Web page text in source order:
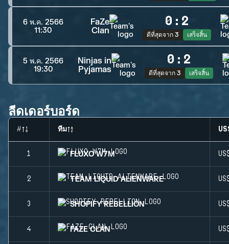
6 พ.ค. 2566
11:30
FaZe
Clan
0 : 2
ดีที่สุดจาก 3 เสร็จสิ้น
5 พ.ค. 2566
19:30
Ninjas in
Pyjamas
0 : 2
ดีที่สุดจาก 3 เสร็จสิ้น
ลีดเดอร์บอร์ด
# ทีม
1 FLUXO W7M
2 TEAM LIQUID ALIENWARE
3 SHOPIFY REBELLION
4 FAZE CLAN